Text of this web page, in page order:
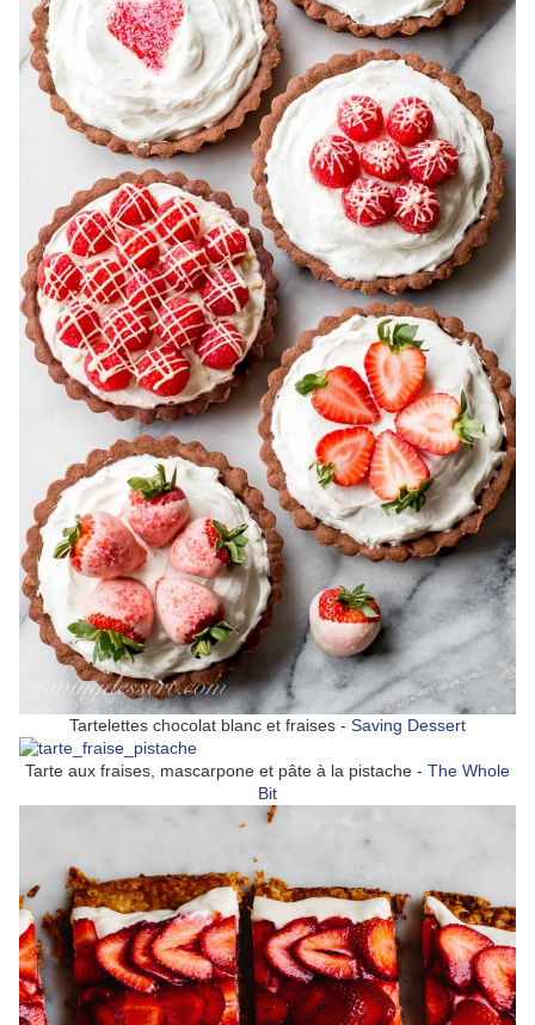
Tartelettes chocolat blanc et fraises - Saving Dessert
Tarte aux fraises, mascarpone et pâte à la pistache - The Whole
Bit